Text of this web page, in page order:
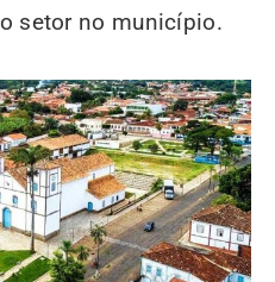
setor no município.